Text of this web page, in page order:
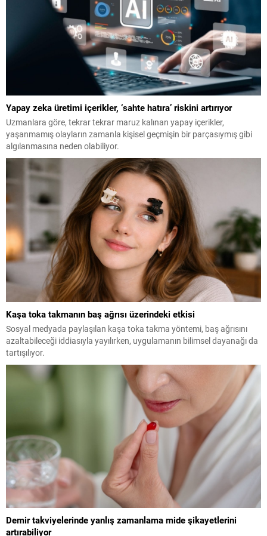
Yapay zeka üretimi içerikler, ‘sahte hatıra’ riskini artırıyor
Uzmanlara göre, tekrar tekrar maruz kalınan yapay içerikler,
yaşanmamış olayların zamanla kişisel geçmişin bir parçasıymış gibi
algılanmasına neden olabiliyor.
Kaşa toka takmanın baş ağrısı üzerindeki etkisi
Sosyal medyada paylaşılan kaşa toka takma yöntemi, baş ağrısını
azaltabileceği iddiasıyla yayılırken, uygulamanın bilimsel dayanağı da
tartışılıyor.
Demir takviyelerinde yanlış zamanlama mide şikayetlerini
artırabiliyor